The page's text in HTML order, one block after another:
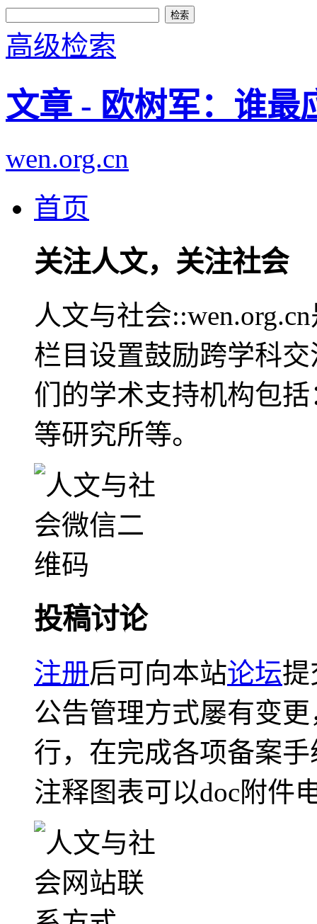
高级检索
文章 - 欧树军：谁最
wen.org.cn
首页
关注人文，关注社会
人文与社会
栏目设置鼓励跨学科
们的学术支持机构包
等研究所等。
投稿讨论
注册后可向本站论坛提
公告管理方式屡有变
行，在完成各项备案
注释图表可以doc附件